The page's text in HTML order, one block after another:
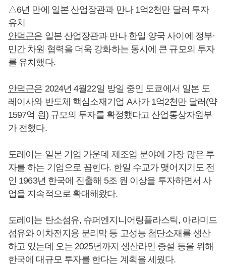
△6년 만에 일본 산업장관과 만나 1억2천만 달러 투자
유치
안덕근은 일본 산업장관과 만나 한일 양국 사이에 정부·
민간 차원 협력을 더욱 강화하는 동시에 큰 규모의 투자
를 유치했다.
안덕근은 2024년 4월22일 방일 중인 도쿄에서 일본 도
레이사와 반도체 핵심소재기업 A사가 1억2천만 달러(약
1597억 원) 규모의 투자를 확정했다고 산업통상자원부
가 전했다.
도레이는 일본 기업 가운데 제조업 분야에 가장 많은 투
자를 하는 기업으로 꼽힌다. 한일 수교가 맺어지기도 전
인 1963년 한국에 진출해 5조 원 이상을 투자하면서 사
업을 지속적으로 확대해왔다.
도레이는 탄소섬유, 슈퍼엔지니어링플라스틱, 아라미드
섬유와 이차전지용 분리막 등 고성능 첨단소재를 생산
하고 있는데 오는 2025년까지 생산라인 증설 등을 위해
한국에 대규모 투자를 한다는 계획을 세웠다.